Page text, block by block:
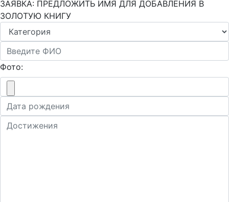
ЗАЯВКА: ПРЕДЛОЖИТЬ ИМЯ ДЛЯ ДОБАВЛЕНИЯ В
ЗОЛОТУЮ КНИГУ
Фото: